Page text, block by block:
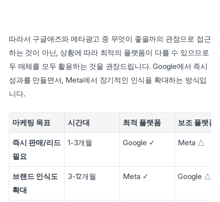
따라서 구글애즈와 메타광고 중 무엇이 좋을까의 관점으로 접근
하는 것이 아닌, 상황에 따라 최적의 플랫폼이 다를 수 있으므로
두 매체를 모두 활용하는 것을 권장드립니다. Google에서 즉시
성과를 만들면서, Meta에서 장기적인 인식을 확대하는 방식입
니다.
마케팅 목표 시간대 최적 플랫폼 보조 플랫폼
즉시 판매/리드
필요
1-3개월 Google ✓ Meta △
브랜드 인식도
확대
3-12개월 Meta ✓ Google △